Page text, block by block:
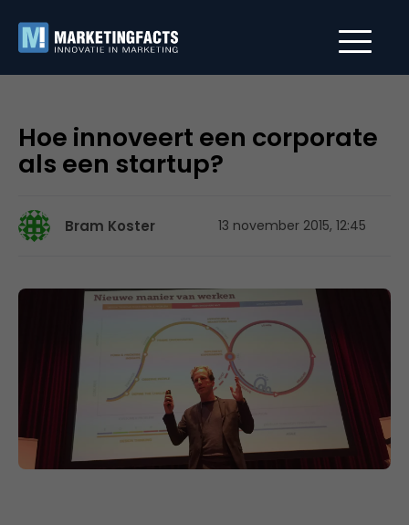
Hoe innoveert een corporate
als een startup?
Bram Koster 13 november 2015, 12:45